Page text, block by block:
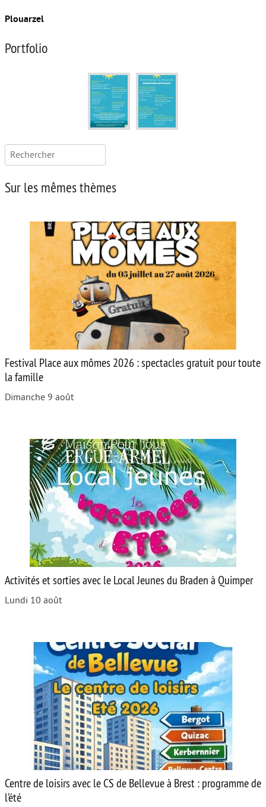
Plouarzel
Portfolio
Rechercher :
Sur les mêmes thèmes
Festival Place aux mômes 2026 : spectacles gratuit pour toute
la famille
Dimanche 9 août
Activités et sorties avec le Local Jeunes du Braden à Quimper
Lundi 10 août
Centre de loisirs avec le CS de Bellevue à Brest : programme de
l’été